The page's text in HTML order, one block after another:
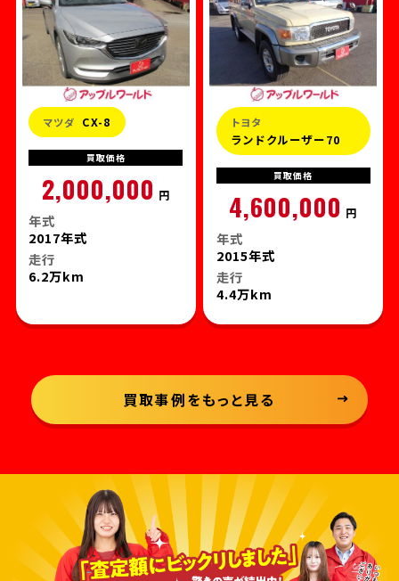
マツダ CX-8
買取価格
2,000,000 円
年式
2017年式
走行
6.2万km
トヨタ
ランドクルーザー70
買取価格
4,600,000 円
年式
2015年式
走行
4.4万km
買取事例をもっと見る